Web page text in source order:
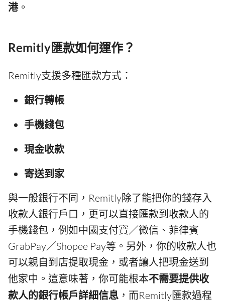
港。
Remitly匯款如何運作？
Remitly支援多種匯款方式：
銀行轉帳
手機錢包
現金收款
寄送到家
與一般銀行不同，Remitly除了能把你的錢存入
收款人銀行戶口，更可以直接匯款到收款人的
手機錢包，例如中國支付寶／微信、菲律賓
GrabPay／Shopee Pay等。另外，你的收款人也
可以親自到店提取現金，或者讓人把現金送到
他家中。這意味著，你可能根本不需要提供收
款人的銀行帳戶詳細信息 ，而Remitly匯款過程